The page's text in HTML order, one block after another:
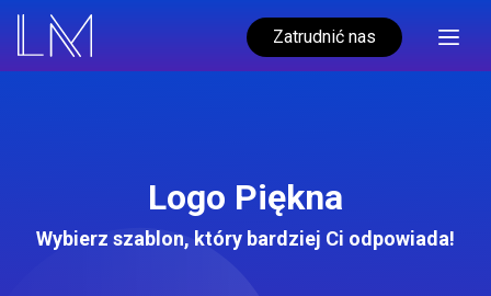
Zatrudnić nas
Logo Piękna
Wybierz szablon, który bardziej Ci odpowiada!